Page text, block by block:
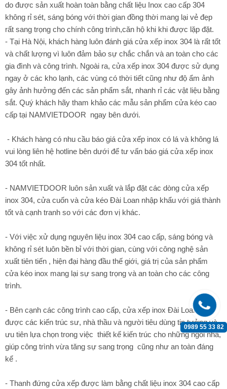
do được sản xuất hoàn toàn bằng chất liệu Inox cao cấp 304
không rỉ sét, sáng bóng với thời gian đồng thời mang lại vẻ đẹp
rất sang trọng cho chính công trình,căn hộ khi khi được lặp đặt.
- Tại Hà Nội, khách hàng luôn đánh giá cửa xếp inox 304 là rất tốt
và chất lượng vì luôn đảm bảo sự chắc chắn và an toàn cho các
gia đình và công trình. Ngoài ra, cửa xếp inox 304 được sử dụng
ngay ở các kho lạnh, các vùng có thời tiết cũng như độ ẩm ảnh
gây ảnh hưởng đến các sản phẩm sắt, nhanh rỉ các vật liệu bằng
sắt. Quý khách hãy tham khảo các mẫu sản phẩm cửa kéo cao
cấp tại NAMVIETDOOR ngay bên dưới.
- Khách hàng có nhu cầu báo giá cửa xếp inox có lá và không lá
vui lòng liên hệ hotline bên dưới để tư vấn báo giá cửa xếp inox
304 tốt nhất.
- NAMVIETDOOR luôn sản xuất và lắp đặt các dòng cửa xếp
inox 304, cửa cuốn và cửa kéo Đài Loan nhập khẩu với giá thành
tốt và cạnh tranh so với các đơn vị khác.
- Với việc xử dụng nguyên liệu inox 304 cao cấp, sáng bóng và
không rỉ sét luôn bền bỉ với thời gian, cùng với công nghệ sản
xuất tiên tiến , hiện đại hàng đầu thế giới, giá trị của sản phẩm
cửa kéo inox mang lại sự sang trọng và an toàn cho các công
trình.
- Bên cạnh các công trình cao cấp, cửa xếp inox Đài Loan luôn
được các kiến trúc sư, nhà thầu và người tiêu dùng tin tưởng và
ưu tiên lựa chọn trong việc thiết kế kiến trúc cho những ngôi nhà,
giúp công trình vừa tăng sự sang trọng cũng như an toàn đáng
kể .
- Thanh đứng cửa xếp được làm bằng chất liệu inox 304 cao cấp
0989 55 33 82